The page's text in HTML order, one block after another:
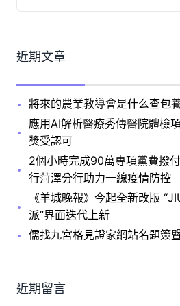
近期文章
將來的農業教導會是什么查包
應用AI解析醫療秀傳醫院體檢
獎受認可
2個小時完成90萬專項黨費撥
行菏澤分行助力一線疫情防控
《羊城晚報》今起全新改版
派”界面迭代上新
儒找九宮格見證家網站名題簽
近期留言